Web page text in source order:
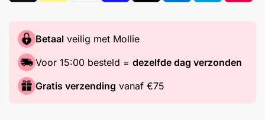
Betaal veilig met Mollie
Voor 15:00 besteld = dezelfde dag verzonden
Gratis verzending vanaf €75